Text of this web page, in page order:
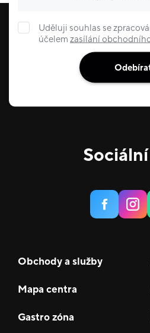
Uděluji souhlas se
účelem zasílání
Obchody a služby
Mapa centra
Gastro zóna